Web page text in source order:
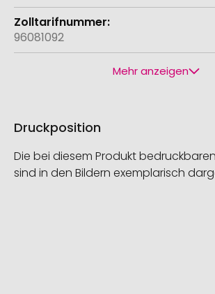
96081092
Mehr anzeigen
Druckposition
Die bei diesem Produkt
sind in den Bildern exemplarisch